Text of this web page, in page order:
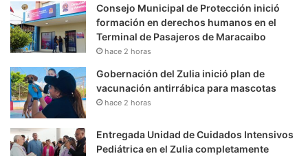
Consejo Municipal de Protección inició
formación en derechos humanos en el
Terminal de Pasajeros de Maracaibo
hace 2 horas
Gobernación del Zulia inició plan de
vacunación antirrábica para mascotas
hace 2 horas
Entregada Unidad de Cuidados Intensivos
Pediátrica en el Zulia completamente